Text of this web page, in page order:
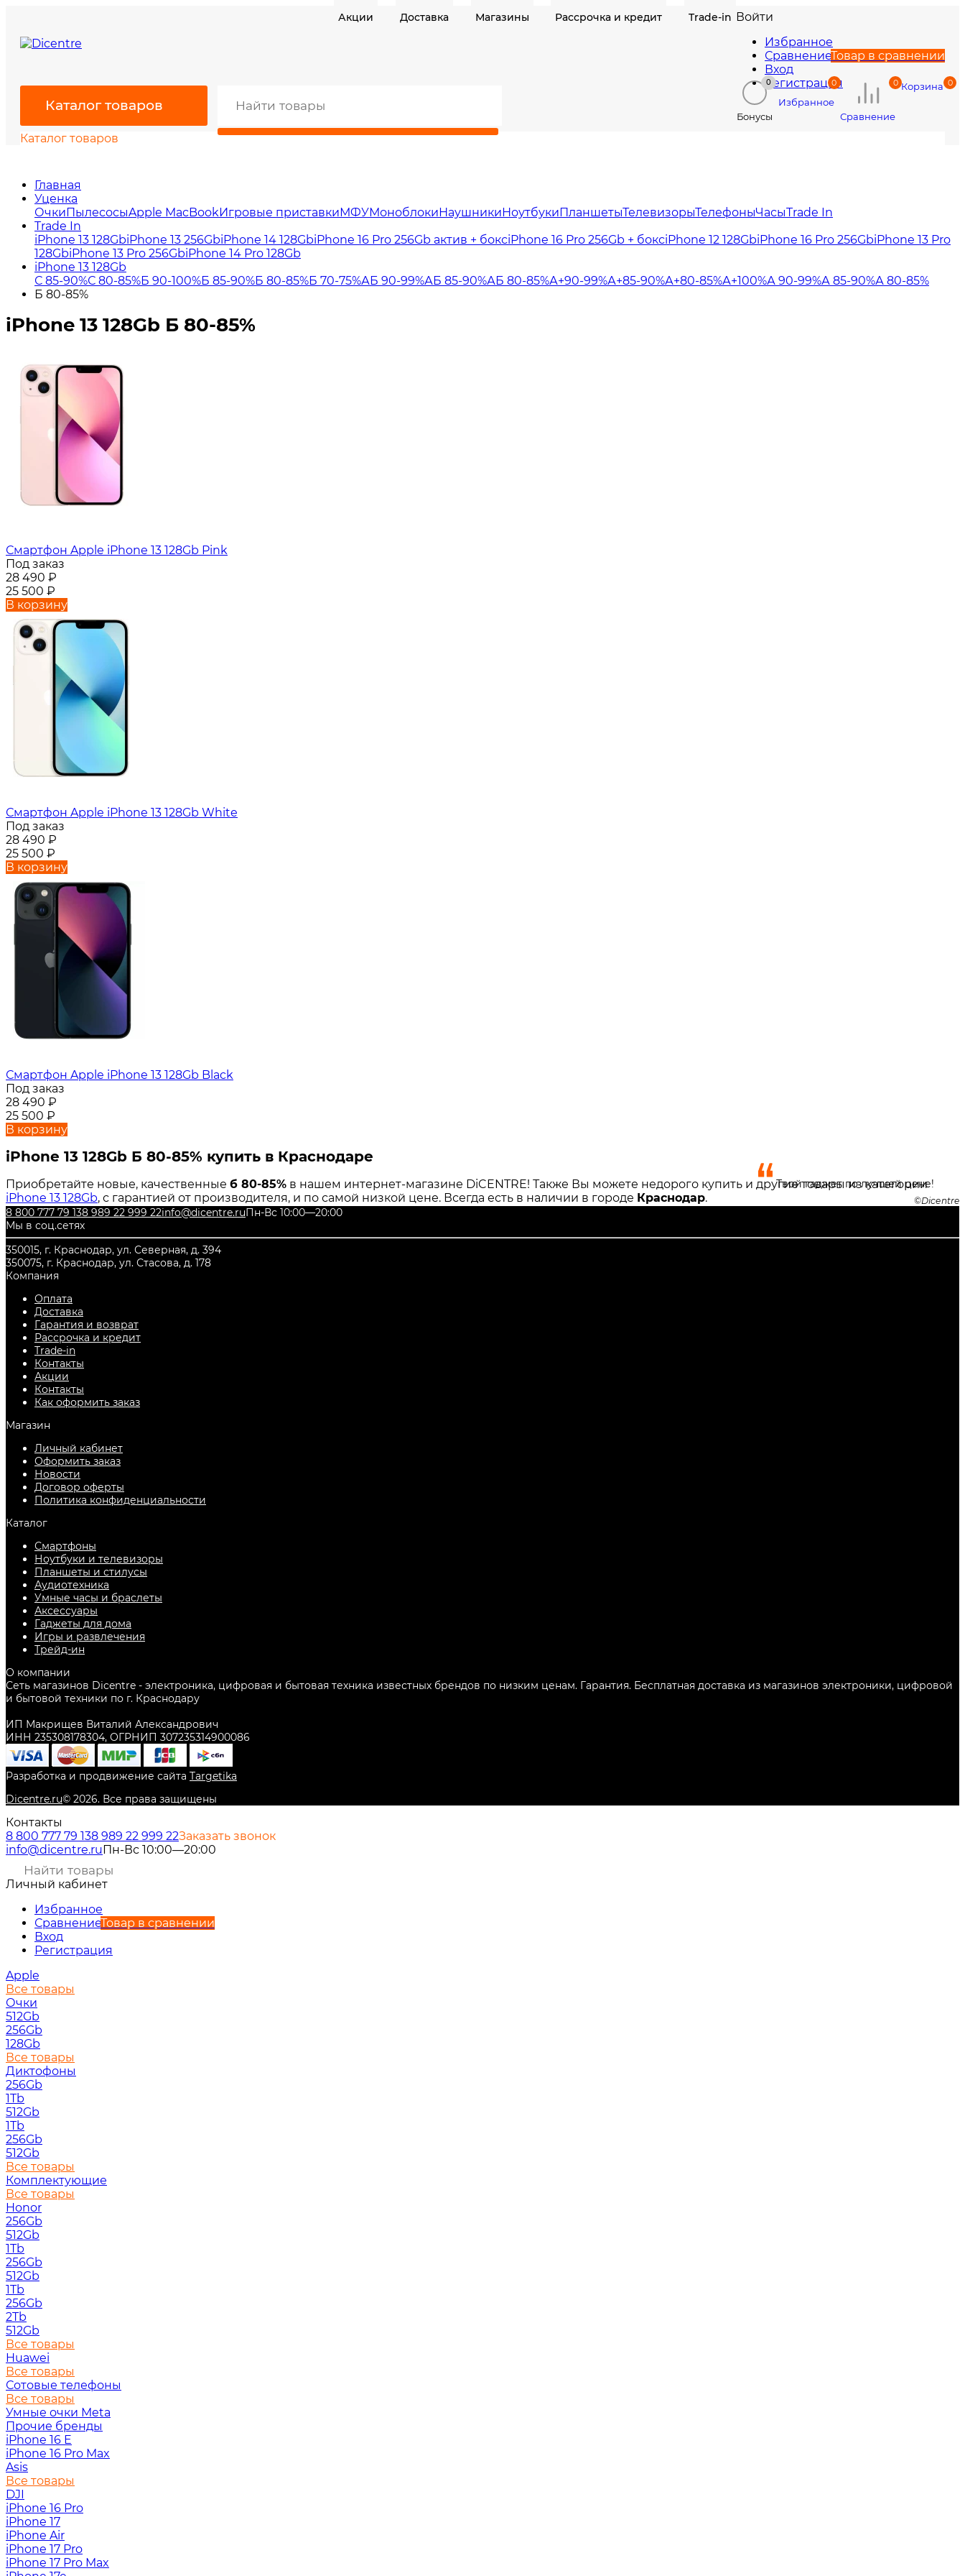
Акции Доставка Магазины Рассрочка и кредит Trade-in Войти
Избранное
СравнениеТовар в сравнении
Вход
Регистрация
Каталог товаров
0
Бонусы
0
Избранное
0
Сравнение
0
Корзина
Каталог товаров
Главная
Уценка
ОчкиПылесосыApple MacBookИгровые приставкиМФУМоноблокиНаушникиНоутбукиПланшетыТелевизорыТелефоныЧасыTrade In
Trade In
iPhone 13 128GbiPhone 13 256GbiPhone 14 128GbiPhone 16 Pro 256Gb актив + боксiPhone 16 Pro 256Gb + боксiPhone 12 128GbiPhone 16 Pro 256GbiPhone 13 Pro
128GbiPhone 13 Pro 256GbiPhone 14 Pro 128Gb
iPhone 13 128Gb
С 85-90%С 80-85%Б 90-100%Б 85-90%Б 80-85%Б 70-75%АБ 90-99%АБ 85-90%АБ 80-85%А+90-99%А+85-90%А+80-85%А+100%А 90-99%А 85-90%А 80-85%
Б 80-85%
iPhone 13 128Gb Б 80-85%
Смартфон Apple iPhone 13 128Gb Pink
Под заказ
28 490 ₽
25 500 ₽
В корзину
Смартфон Apple iPhone 13 128Gb White
Под заказ
28 490 ₽
25 500 ₽
В корзину
Смартфон Apple iPhone 13 128Gb Black
Под заказ
28 490 ₽
25 500 ₽
В корзину
iPhone 13 128Gb Б 80-85% купить в Краснодаре
Приобретайте новые, качественные б 80-85% в нашем интернет-магазине DiCENTRE! Также Вы можете недорого купить и другие товары из категории
iPhone 13 128Gb, с гарантией от производителя, и по самой низкой цене. Всегда есть в наличии в городе Краснодар.
Твой гаджет по лучшей цене!
Dicentre
8 800 777 79 138 989 22 999 22info@dicentre.ruПн-Вс 10:00—20:00
Мы в соц.сетях
350015, г. Краснодар, ул. Северная, д. 394
350075, г. Краснодар, ул. Стасова, д. 178
Компания
Оплата
Доставка
Гарантия и возврат
Рассрочка и кредит
Trade-in
Контакты
Акции
Контакты
Как оформить заказ
Магазин
Личный кабинет
Оформить заказ
Новости
Договор оферты
Политика конфиденциальности
Каталог
Смартфоны
Ноутбуки и телевизоры
Планшеты и стилусы
Аудиотехника
Умные часы и браслеты
Аксессуары
Гаджеты для дома
Игры и развлечения
Трейд-ин
О компании
Сеть магазинов Dicentre - электроника, цифровая и бытовая техника известных брендов по низким ценам. Гарантия. Бесплатная доставка из магазинов электроники, цифровой
и бытовой техники по г. Краснодару
ИП Макрищев Виталий Александрович
ИНН 235308178304, ОГРНИП 307235314900086
Разработка и продвижение сайта Targetika
Dicentre.ru© 2026. Все права защищены
Контакты
8 800 777 79 138 989 22 999 22Заказать звонок
info@dicentre.ru Пн-Вс 10:00—20:00
Личный кабинет
Избранное
СравнениеТовар в сравнении
Вход
Регистрация
Apple
Все товары
Очки
512Gb
256Gb
128Gb
Все товары
Диктофоны
256Gb
1Tb
512Gb
1Tb
256Gb
512Gb
Все товары
Комплектующие
Все товары
Honor
256Gb
512Gb
1Tb
256Gb
512Gb
1Tb
256Gb
2Tb
512Gb
Все товары
Huawei
Все товары
Сотовые телефоны
Все товары
Умные очки Meta
Прочие бренды
iPhone 16 E
iPhone 16 Pro Max
Asis
Все товары
DJI
iPhone 16 Pro
iPhone 17
iPhone Air
iPhone 17 Pro
iPhone 17 Pro Max